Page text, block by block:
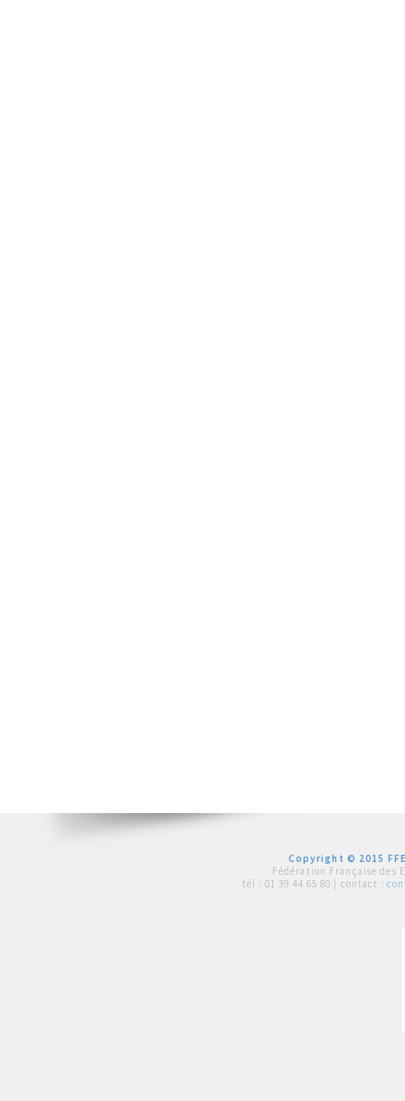
Copyright © 2015
Fédération Française des
tél : 01 39 44 65 80 | contact :